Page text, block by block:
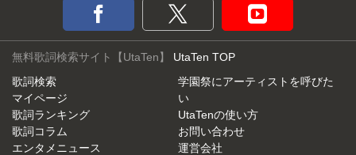
無料歌詞検索サイト【UtaTen】 UtaTen TOP
歌詞検索
マイページ
歌詞ランキング
歌詞コラム
エンタメニュース
学園祭にアーティストを呼びた
い
UtaTenの使い方
お問い合わせ
運営会社